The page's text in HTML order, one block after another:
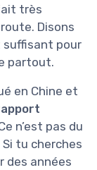
très
Disons
suffisant pour
partout.
en Chine et
n’est pas du
tu cherches
des années